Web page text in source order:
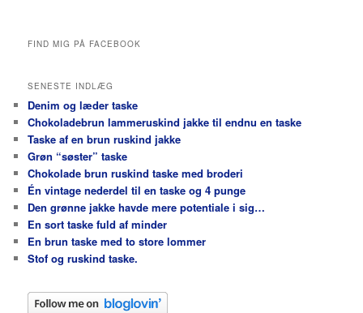
FIND MIG PÅ FACEBOOK
SENESTE INDLÆG
Denim og læder taske
Chokoladebrun lammeruskind jakke til endnu en taske
Taske af en brun ruskind jakke
Grøn “søster” taske
Chokolade brun ruskind taske med broderi
Én vintage nederdel til en taske og 4 punge
Den grønne jakke havde mere potentiale i sig…
En sort taske fuld af minder
En brun taske med to store lommer
Stof og ruskind taske.